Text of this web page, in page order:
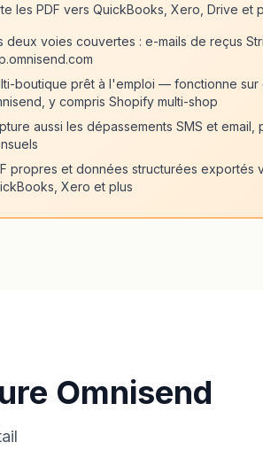
les PDF vers QuickBooks, Xero, Drive et
deux voies couvertes : e-mails de reçus
boutique prêt à l'emploi — fonctionne sur
y compris Shopify multi-shop
aussi les dépassements SMS et email,
propres et données structurées exportés
Xero et plus
Omnisend